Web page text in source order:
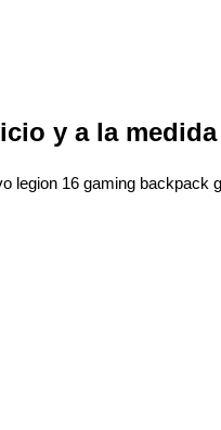
y a la
legion 16 gaming backpack